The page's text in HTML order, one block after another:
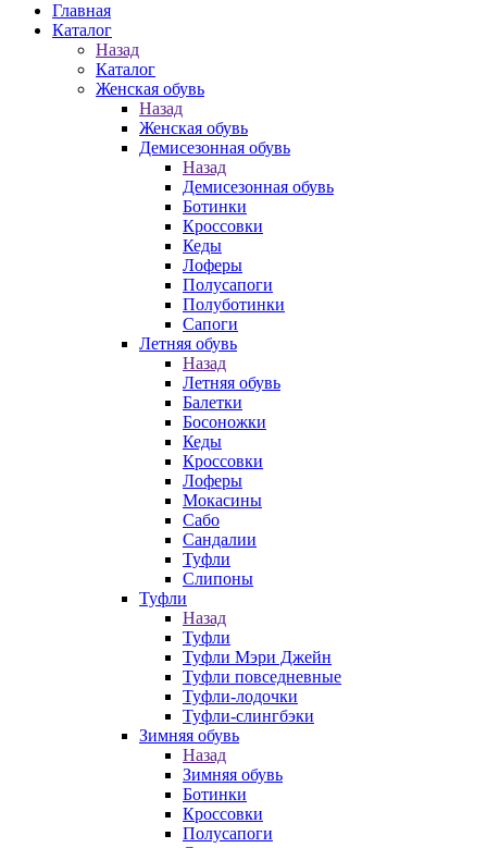
Главная
Каталог
Назад
Каталог
Женская обувь
Назад
Женская обувь
Демисезонная обувь
Назад
Демисезонная обувь
Ботинки
Кроссовки
Кеды
Лоферы
Полусапоги
Полуботинки
Сапоги
Летняя обувь
Назад
Летняя обувь
Балетки
Босоножки
Кеды
Кроссовки
Лоферы
Мокасины
Сабо
Сандалии
Туфли
Слипоны
Туфли
Назад
Туфли
Туфли Мэри Джейн
Туфли повседневные
Туфли-лодочки
Туфли-слингбэки
Зимняя обувь
Назад
Зимняя обувь
Ботинки
Кроссовки
Полусапоги